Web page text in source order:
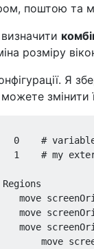
поштою та
розміру
Я
0    #
1    # my
move